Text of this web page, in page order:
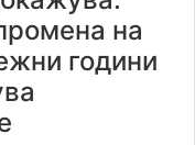
на
години